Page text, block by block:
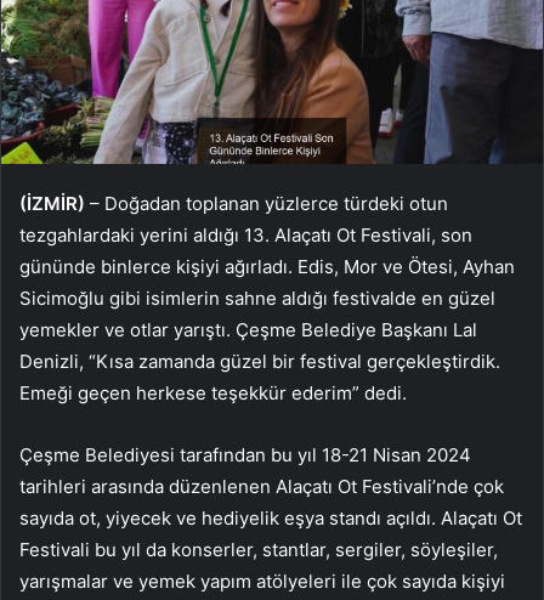
(İZMİR) – Doğadan toplanan yüzlerce türdeki otun
tezgahlardaki yerini aldığı 13. Alaçatı Ot Festivali, son
gününde binlerce kişiyi ağırladı. Edis, Mor ve Ötesi, Ayhan
Sicimoğlu gibi isimlerin sahne aldığı festivalde en güzel
yemekler ve otlar yarıştı. Çeşme Belediye Başkanı Lal
Denizli, “Kısa zamanda güzel bir festival gerçekleştirdik.
Emeği geçen herkese teşekkür ederim” dedi.
Çeşme Belediyesi tarafından bu yıl 18-21 Nisan 2024
tarihleri arasında düzenlenen Alaçatı Ot Festivali’nde çok
sayıda ot, yiyecek ve hediyelik eşya standı açıldı. Alaçatı Ot
Festivali bu yıl da konserler, stantlar, sergiler, söyleşiler,
yarışmalar ve yemek yapım atölyeleri ile çok sayıda kişiyi